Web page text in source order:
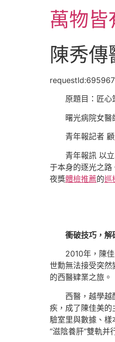
萬物皆
陳秀
原題目：匠心
曙光病院女醫
青年報記者 顧
青年報訊 以
于本身的逐光之路
夜獎體檢推薦的巡
衝破技巧，解
2010年，陳
世勳無法接受突然
的西醫肄業之旅。
西醫，越學越
疾，成了陳佳美的
驗室里與數據、樣
“滋陰養肝”雙軌